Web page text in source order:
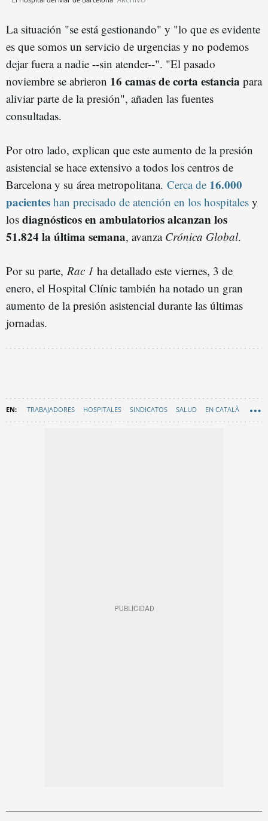
La situación "se está gestionando" y "lo que es evidente
es que somos un servicio de urgencias y no podemos
dejar fuera a nadie --sin atender--". "El pasado
noviembre se abrieron 16 camas de corta estancia para
aliviar parte de la presión", añaden las fuentes
consultadas.
Por otro lado, explican que este aumento de la presión
asistencial se hace extensivo a todos los centros de
Barcelona y su área metropolitana. Cerca de 16.000
pacientes han precisado de atención en los hospitales y
los diagnósticos en ambulatorios alcanzan los
51.824 la última semana, avanza Crónica Global.
Por su parte, Rac 1 ha detallado este viernes, 3 de
enero, el Hospital Clínic también ha notado un gran
aumento de la presión asistencial durante las últimas
jornadas.
TRABAJADORES HOSPITALES SINDICATOS SALUD EN CATALÀ